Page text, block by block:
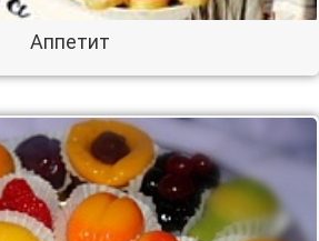
Аппетит